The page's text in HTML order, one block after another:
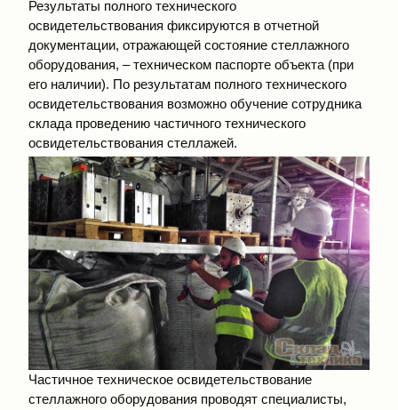
Результаты полного технического
освидетельствования фиксируются в отчетной
документации, отражающей состояние стеллажного
оборудования, – техническом паспорте объекта (при
его наличии). По результатам полного технического
освидетельствования возможно обучение сотрудника
склада проведению частичного технического
освидетельствования стеллажей.
Частичное техническое освидетельствование
стеллажного оборудования проводят специалисты,